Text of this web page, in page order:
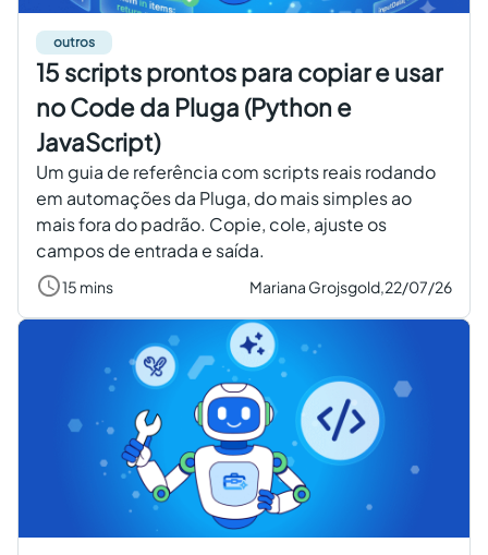
outros
15 scripts prontos para copiar e usar
no Code da Pluga (Python e
JavaScript)
Um guia de referência com scripts reais rodando
em automações da Pluga, do mais simples ao
mais fora do padrão. Copie, cole, ajuste os
campos de entrada e saída.
15 mins Mariana Grojsgold,22/07/26